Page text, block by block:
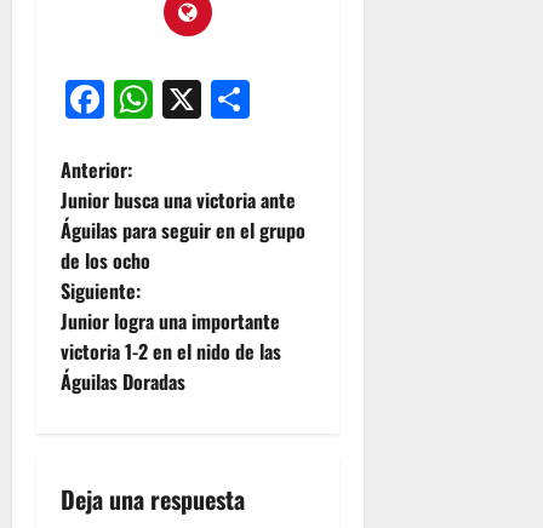
Facebook
WhatsApp
X
Anterior:
Junior busca una victoria ante
Águilas para seguir en el grupo
de los ocho
Siguiente:
Junior logra una importante
victoria 1-2 en el nido de las
Águilas Doradas
Deja una respuesta